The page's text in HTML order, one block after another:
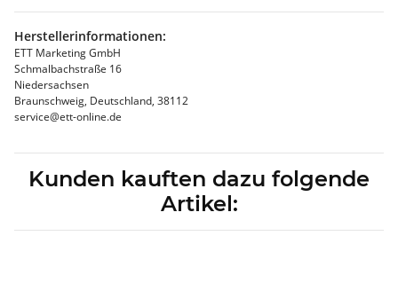
Herstellerinformationen:
ETT Marketing GmbH
Schmalbachstraße 16
Niedersachsen
Braunschweig, Deutschland, 38112
service@ett-online.de
Kunden kauften dazu folgende
Artikel: